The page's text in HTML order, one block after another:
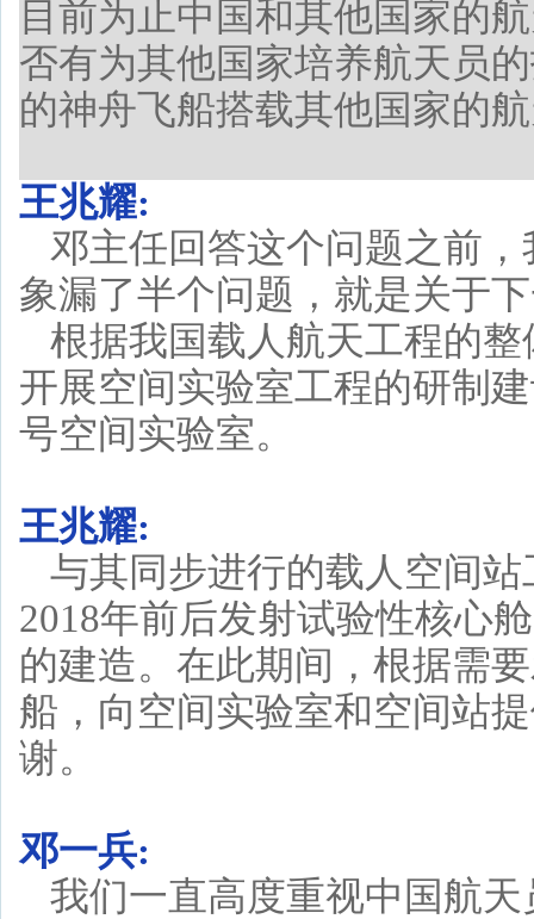
目前为止中国和其他国家的
否有为其他国家培养航天员
的神舟飞船搭载其他国家的
王兆耀:
邓主任回答这个问题之前
象漏了半个问题，就是关于
根据我国载人航天工程的
开展空间实验室工程的研制
号空间实验室。
王兆耀:
与其同步进行的载人空间
2018年前后发射试验性核心
的建造。在此期间，根据需
船，向空间实验室和空间站
谢。
邓一兵:
我们一直高度重视中国航